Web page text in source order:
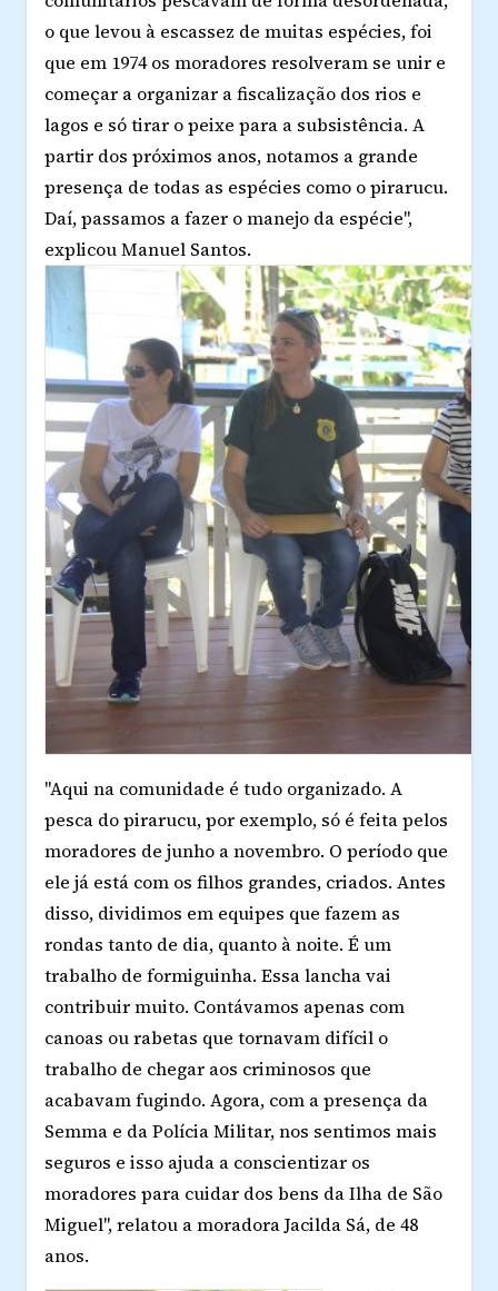
o que levou à escassez de muitas espécies, foi
que em 1974 os moradores resolveram se unir e
começar a organizar a fiscalização dos rios e
lagos e só tirar o peixe para a subsistência. A
partir dos próximos anos, notamos a grande
presença de todas as espécies como o pirarucu.
Daí, passamos a fazer o manejo da espécie",
explicou Manuel Santos.
"Aqui na comunidade é tudo organizado. A
pesca do pirarucu, por exemplo, só é feita pelos
moradores de junho a novembro. O período que
ele já está com os filhos grandes, criados. Antes
disso, dividimos em equipes que fazem as
rondas tanto de dia, quanto à noite. É um
trabalho de formiguinha. Essa lancha vai
contribuir muito. Contávamos apenas com
canoas ou rabetas que tornavam difícil o
trabalho de chegar aos criminosos que
acabavam fugindo. Agora, com a presença da
Semma e da Polícia Militar, nos sentimos mais
seguros e isso ajuda a conscientizar os
moradores para cuidar dos bens da Ilha de São
Miguel", relatou a moradora Jacilda Sá, de 48
anos.